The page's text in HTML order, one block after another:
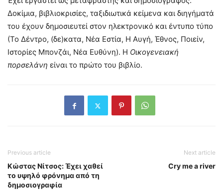
Δοκίμια, βιβλιοκρισίες, ταξιδιωτικά κείμενα και διηγήματά
του έχουν δημοσιευτεί στον ηλεκτρονικό και έντυπο τύπο
(Το Δέντρο, (δε)κατα, Νέα Εστία, Η Αυγή, Έθνος, Ποιείν,
Ιστορίες Μπονζάι, Νέα Ευθύνη). Η Οικογενειακή
πορσελάνη είναι το πρώτο του βιβλίο.
Previous article
Κώστας Νίτσος: Έχει χαθεί
το υψηλό φρόνημα από τη
δημοσιογραφία
Next article
Cry me a river